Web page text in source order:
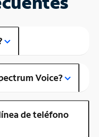
Voice?
de teléfono